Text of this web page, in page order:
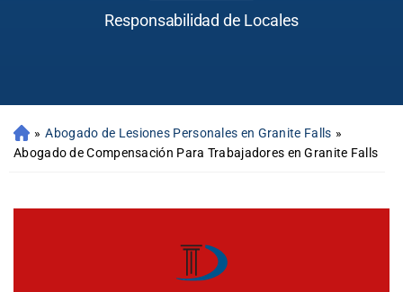
Responsabilidad de Locales
» Abogado de Lesiones Personales en Granite Falls »
Abogado de Compensación Para Trabajadores en Granite Falls